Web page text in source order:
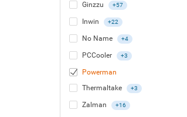
Ginzzu +57
Inwin +22
No Name +4
PCCooler +3
Powerman
Thermaltake
+3
Zalman +16